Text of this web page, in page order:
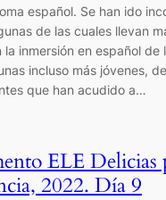
español. Se han ido
de las cuales llevan
la inmersión en español de
incluso más jóvenes,
que han acudido a…
ELE Delicias
2022. Día 9